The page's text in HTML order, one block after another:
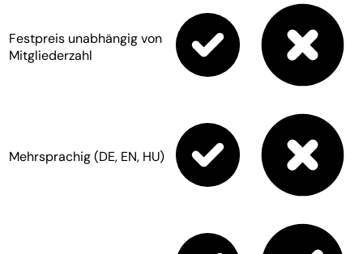
Festpreis unabhängig von
Mitgliederzahl
Mehrsprachig (DE, EN, HU)